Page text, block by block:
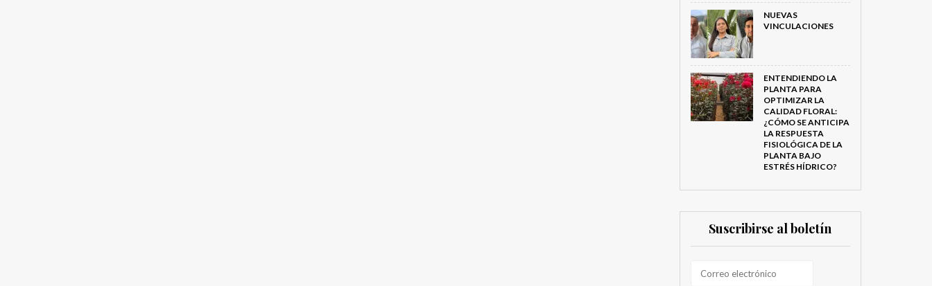
NUEVAS
VINCULACIONES
ENTENDIENDO LA
PLANTA PARA
OPTIMIZAR LA
CALIDAD FLORAL:
¿CÓMO SE ANTICIPA
LA RESPUESTA
FISIOLÓGICA DE LA
PLANTA BAJO
ESTRÉS HÍDRICO?
Suscribirse al boletín